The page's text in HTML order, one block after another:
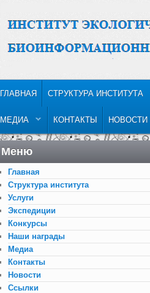
SKIP TO PRIMARY CONTENT
SKIP TO SECONDARY CONTENT
ГЛАВНАЯ СТРУКТУРА ИНСТИТУТА
МЕДИА КОНТАКТЫ НОВОСТИ
Меню
Главная
Структура института
Услуги
Экспедиции
Конкурсы
Наши награды
Медиа
Контакты
Новости
Ссылки